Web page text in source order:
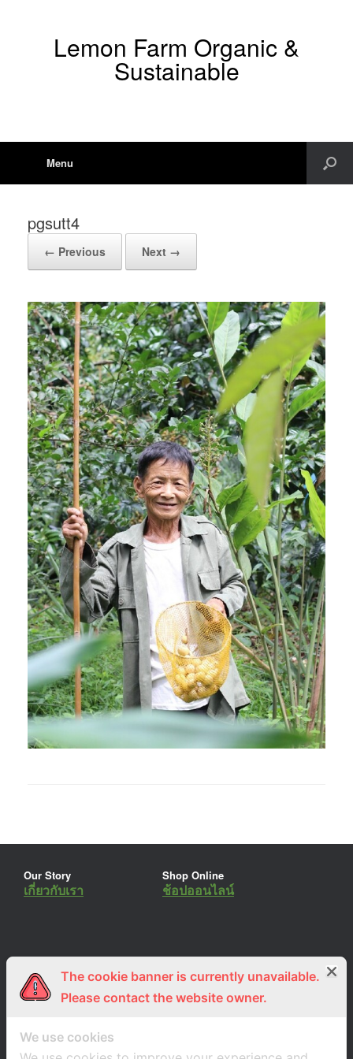
Lemon Farm Organic &
Sustainable
Menu
pgsutt4
← Previous Next →
Our Story
เกี่ยวกับเรา
Shop Online
ช้อปออนไลน์
ร่วมงานกับเรา
สมัครงาน
Lemon Farm Cafe
ร้านอาหารอินทรีย์
The cookie banner is currently unavailable.
Please contact the website owner.
We use cookies